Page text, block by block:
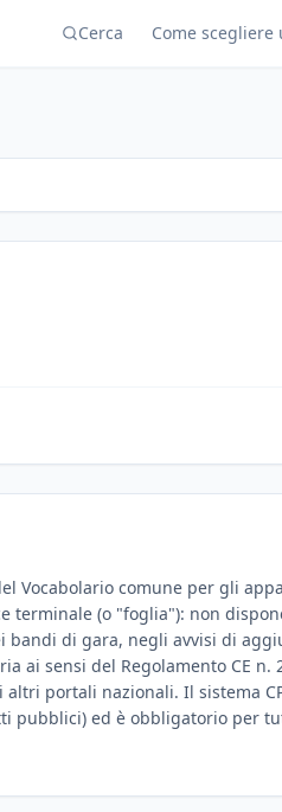
Cerca Come scegliere
Vocabolario comune per gli
terminale (o "foglia"): non
di gara, negli avvisi di
ai sensi del Regolamento CE n.
portali nazionali. Il sistema
pubblici) ed è obbligatorio per